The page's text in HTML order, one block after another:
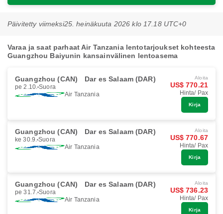
Päivitetty viimeksi25. heinäkuuta 2026 klo 17.18 UTC+0
Varaa ja saat parhaat Air Tanzania lentotarjoukset kohteesta
Guangzhou Baiyunin kansainvälinen lentoasema
Guangzhou (CAN) Dar es Salaam (DAR)
pe 2.10. Suora
Air Tanzania
Aloita
US$ 770.21
Hinta/ Pax
Kirja
Guangzhou (CAN) Dar es Salaam (DAR)
ke 30.9. Suora
Air Tanzania
Aloita
US$ 770.67
Hinta/ Pax
Kirja
Guangzhou (CAN) Dar es Salaam (DAR)
pe 31.7. Suora
Air Tanzania
Aloita
US$ 736.23
Hinta/ Pax
Kirja